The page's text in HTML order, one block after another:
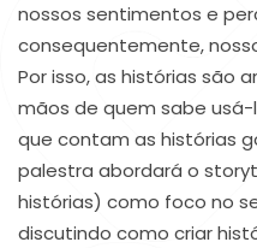
nossos sentimentos e
consequentemente,
Por isso, as histórias são
mãos de quem sabe usá-
que contam as histórias
palestra abordará o
histórias) como foco no
discutindo como criar